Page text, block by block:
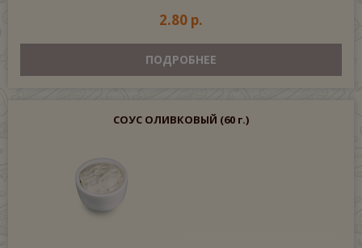
2.80 р.
ПОДРОБНЕЕ
СОУС ОЛИВКОВЫЙ (60 г.)